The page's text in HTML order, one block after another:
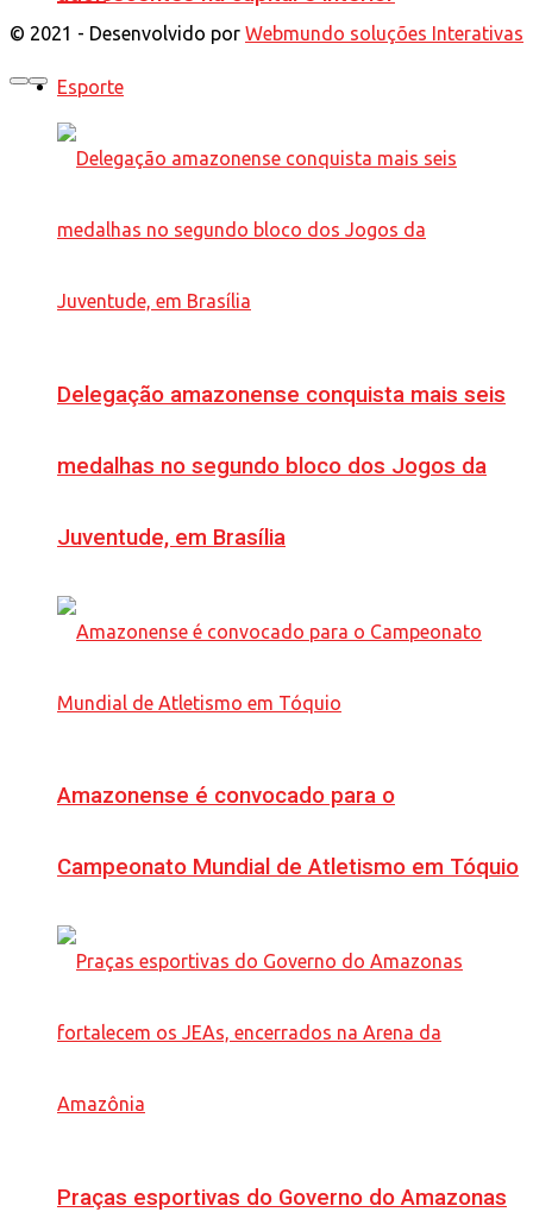
Esporte
Delegação amazonense conquista mais seis
medalhas no segundo bloco dos Jogos da
Juventude, em Brasília
Amazonense é convocado para o
Campeonato Mundial de Atletismo em Tóquio
Praças esportivas do Governo do Amazonas
© 2021 - Desenvolvido por Webmundo soluções Interativas